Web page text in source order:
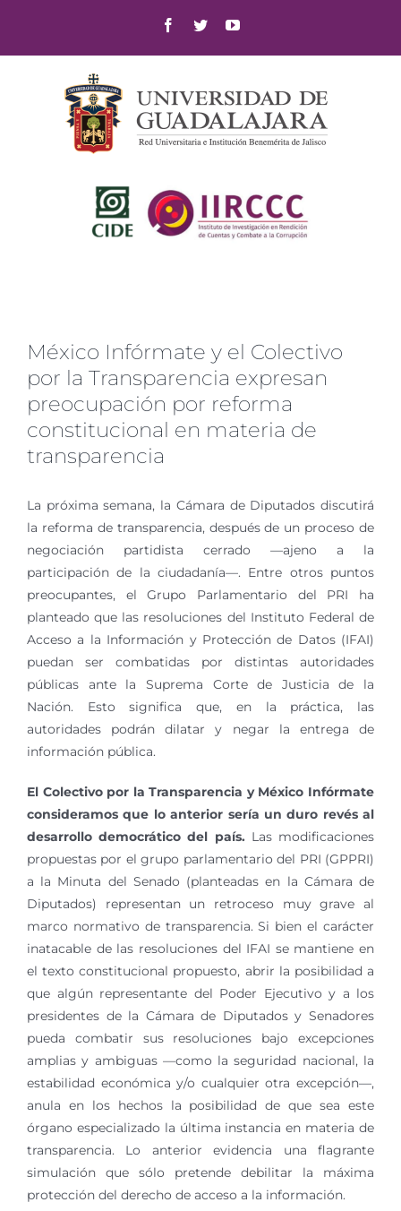
content
Facebook
TwitterYouTube
México Infórmate y el Colectivo
por la Transparencia expresan
preocupación por reforma
constitucional en materia de
transparencia
La próxima semana, la Cámara de Diputados discutirá
la reforma de transparencia, después de un proceso de
negociación partidista cerrado —ajeno a la
participación de la ciudadanía—. Entre otros puntos
preocupantes, el Grupo Parlamentario del PRI ha
planteado que las resoluciones del Instituto Federal de
Acceso a la Información y Protección de Datos (IFAI)
puedan ser combatidas por distintas autoridades
públicas ante la Suprema Corte de Justicia de la
Nación. Esto significa que, en la práctica, las
autoridades podrán dilatar y negar la entrega de
información pública.
El Colectivo por la Transparencia y México Infórmate
consideramos que lo anterior sería un duro revés al
desarrollo democrático del país. Las modificaciones
propuestas por el grupo parlamentario del PRI (GPPRI)
a la Minuta del Senado (planteadas en la Cámara de
Diputados) representan un retroceso muy grave al
marco normativo de transparencia. Si bien el carácter
inatacable de las resoluciones del IFAI se mantiene en
el texto constitucional propuesto, abrir la posibilidad a
que algún representante del Poder Ejecutivo y a los
presidentes de la Cámara de Diputados y Senadores
pueda combatir sus resoluciones bajo excepciones
amplias y ambiguas —como la seguridad nacional, la
estabilidad económica y/o cualquier otra excepción—,
anula en los hechos la posibilidad de que sea este
órgano especializado la última instancia en materia de
transparencia. Lo anterior evidencia una flagrante
simulación que sólo pretende debilitar la máxima
protección del derecho de acceso a la información.